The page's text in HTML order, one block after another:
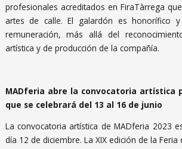
profesionales acreditados en FiraTàrrega
artes de calle. El galardón es honorífico
remuneración, más allá del
artística y de producción de la compañía.
MADferia abre la convocatoria artística
que se celebrará del 13 al 16 de junio
La convocatoria artística de MADferia 2023
día 12 de diciembre. La XIX edición de la Feria